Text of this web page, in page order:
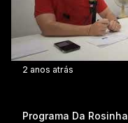
2 anos atrás
Programa Da Rosinha